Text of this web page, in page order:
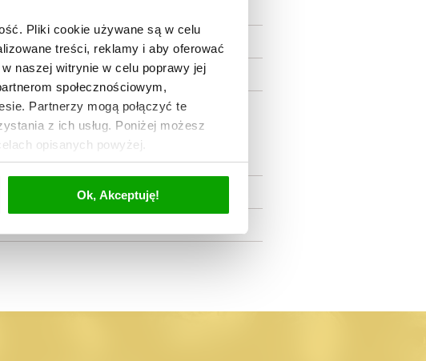
Pliki cookie używane są w celu
treści, reklamy i aby oferować
naszej witrynie w celu poprawy jej
społecznościowym,
Partnerzy mogą połączyć te
z ich usług. Poniżej możesz
opisanych powyżej.
Ok, Akceptuję!